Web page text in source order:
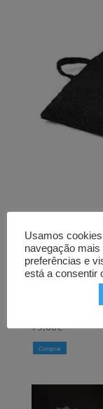
GEL
79,00€
Comprar
Usamos
navegação
preferências e
está a consentir